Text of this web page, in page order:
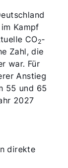
Kampf
CO2-
Zahl, die
war. Für
Anstieg
55 und 65
2027
direkte